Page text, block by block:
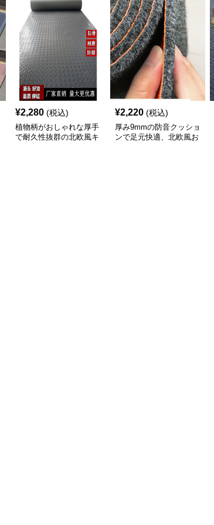
¥2,280 (税込)
植物柄がおしゃれな厚手
で耐久性抜群の北欧風キ
¥2,220 (税込)
厚み9mmの防音クッショ
ンで足元快適、北欧風お